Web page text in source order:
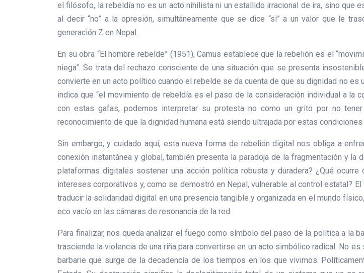
el filósofo, la rebeldía no es un acto nihilista ni un estallido irracional de ira, sino que
al decir “no” a la opresión, simultáneamente que se dice “sí” a un valor que le
generación Z en Nepal.
En su obra “El hombre rebelde” (1951), Camus establece que la rebelión es el
niega”. Se trata del rechazo consciente de una situación que se presenta
convierte en un acto político cuando el rebelde se da cuenta de que su dignidad no
indica que “el movimiento de rebeldía es el paso de la consideración individual a la
con estas gafas, podemos interpretar su protesta no como un grito por no
reconocimiento de que la dignidad humana está siendo ultrajada por estas
Sin embargo, y cuidado aquí, esta nueva forma de rebelión digital nos obliga a
conexión instantánea y global, también presenta la paradoja de la fragmentación y
plataformas digitales sostener una acción política robusta y duradera? ¿Qué
intereses corporativos y, como se demostró en Nepal, vulnerable al control estatal?
traducir la solidaridad digital en una presencia tangible y organizada en el mundo
eco vacío en las cámaras de resonancia de la red.
Para finalizar, nos queda analizar el fuego como símbolo del paso de la política a la
trasciende la violencia de una riña para convertirse en un acto simbólico radical. No
barbarie que surge de la decadencia de los tiempos en los que vivimos.